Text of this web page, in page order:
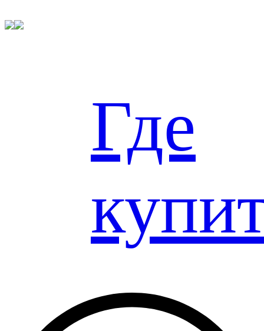
тканей печени нарушается нормальный кровоток, что
приводит к тяжёлым внутренним кровотечениям. В брюшине
начинает накапливаться жидкость (ее объем может превышать
6 литров). При инфицировании ее бактериями из кишечника
высока вероятность развития перитонита.
Однако стоит помнить, что цирроз печени — не приговор. На
ранней диагностики высока вероятность практически
проведении соответствующих видов обследования, особенно
в случае наличия одного или нескольких факторов риска:
перенесенный ранее вирусный гепатит, хирургические
вмешательства, переливания крови, пристрастие к
горячительным напиткам, прием сильнодействующих
Существует ли лекарство от цирроза?
Где